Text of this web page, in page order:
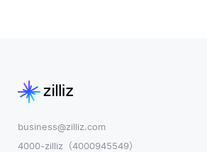
business@zilliz.com
4000-zilliz（4000945549）